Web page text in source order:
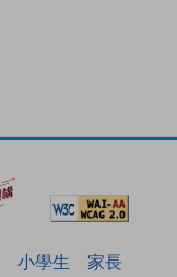
小學生
家長